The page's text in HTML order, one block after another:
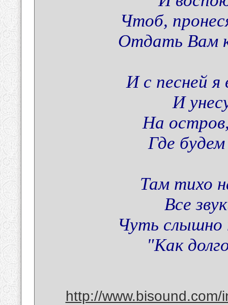
Чтоб,
Отдать Вам
И с песней я
И
На
Где
Там тихо
Все
Чуть слышно
"Как
http://